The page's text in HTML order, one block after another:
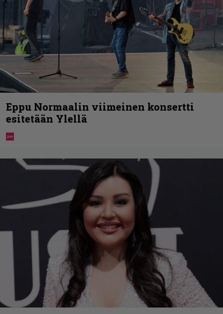
Eppu Normaalin viimeinen konsertti
esitetään Ylellä